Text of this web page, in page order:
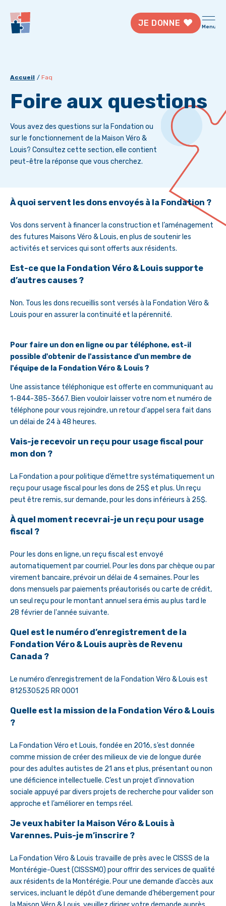
JE DONNE Menu
Accueil Faq
Foire aux questions
Vous avez des questions sur la Fondation ou
sur le fonctionnement de la Maison Véro &
Louis? Consultez cette section, elle contient
peut-être la réponse que vous cherchez.
À quoi servent les dons envoyés à la Fondation ?
Vos dons servent à financer la construction et l’aménagement
des futures Maisons Véro & Louis, en plus de soutenir les
activités et services qui sont offerts aux résidents.
Est-ce que la Fondation Véro & Louis supporte
d’autres causes ?
Non. Tous les dons recueillis sont versés à la Fondation Véro &
Louis pour en assurer la continuité et la pérennité.
Pour faire un don en ligne ou par téléphone, est-il
possible d'obtenir de l'assistance d'un membre de
l'équipe de la Fondation Véro & Louis ?
Une assistance téléphonique est offerte en communiquant au
1-844-385-3667. Bien vouloir laisser votre nom et numéro de
téléphone pour vous rejoindre, un retour d'appel sera fait dans
un délai de 24 à 48 heures.
Vais-je recevoir un reçu pour usage fiscal pour
mon don ?
La Fondation a pour politique d’émettre systématiquement un
reçu pour usage fiscal pour les dons de 25$ et plus. Un reçu
peut être remis, sur demande, pour les dons inférieurs à 25$.
À quel moment recevrai-je un reçu pour usage
fiscal ?
Pour les dons en ligne, un reçu fiscal est envoyé
automatiquement par courriel. Pour les dons par chèque ou par
virement bancaire, prévoir un délai de 4 semaines. Pour les
dons mensuels par paiements préautorisés ou carte de crédit,
un seul reçu pour le montant annuel sera émis au plus tard le
28 février de l'année suivante.
Quel est le numéro d’enregistrement de la
Fondation Véro & Louis auprès de Revenu
Canada ?
Le numéro d’enregistrement de la Fondation Véro & Louis est
812530525 RR 0001
Quelle est la mission de la Fondation Véro & Louis
?
La Fondation Véro et Louis, fondée en 2016, s’est donnée
comme mission de créer des milieux de vie de longue durée
pour des adultes autistes de 21 ans et plus, présentant ou non
une déficience intellectuelle. C’est un projet d’innovation
sociale appuyé par divers projets de recherche pour valider son
approche et l’améliorer en temps réel.
Je veux habiter la Maison Véro & Louis à
Varennes. Puis-je m’inscrire ?
La Fondation Véro & Louis travaille de près avec le CISSS de la
Montérégie-Ouest (CISSSMO) pour offrir des services de qualité
aux résidents de la Montérégie. Pour une demande d’accès aux
services, incluant le dépôt d’une demande d’hébergement pour